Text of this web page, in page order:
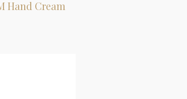
Hand Cream